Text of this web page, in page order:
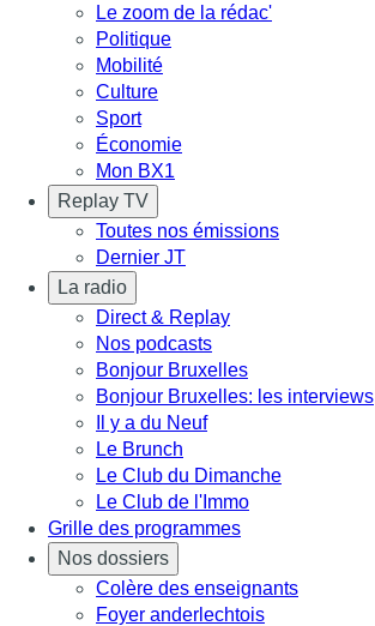
Le zoom de la rédac'
Politique
Mobilité
Culture
Sport
Économie
Mon BX1
Replay TV
Toutes nos émissions
Dernier JT
La radio
Direct & Replay
Nos podcasts
Bonjour Bruxelles
Bonjour Bruxelles: les interviews
Il y a du Neuf
Le Brunch
Le Club du Dimanche
Le Club de l'Immo
Grille des programmes
Nos dossiers
Colère des enseignants
Foyer anderlechtois